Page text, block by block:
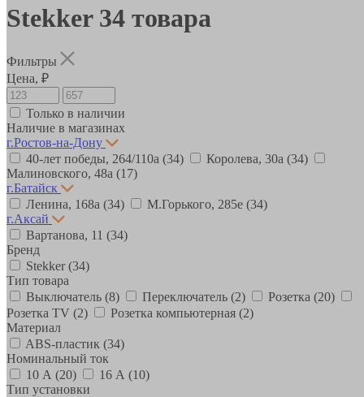
Stekker 34 товара
Фильтры
Цена, ₽
Только в наличии
Наличие в магазинах
г.Ростов-на-Дону
40-лет победы, 264/110а (34) Королева, 30а (34)
Малиновского, 48а (17)
г.Батайск
Ленина, 168а (34) М.Горького, 285е (34)
г.Аксай
Вартанова, 11 (34)
Бренд
Stekker(34)
Тип товара
Выключатель (8) Переключатель (2) Розетка (20)
Розетка TV (2) Розетка компьютерная (2)
Материал
ABS-пластик (34)
Номинальный ток
10 А (20) 16 А (10)
Тип установки